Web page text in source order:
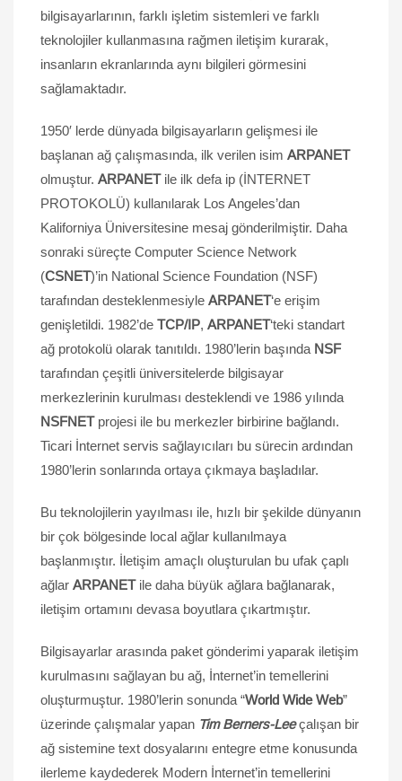
bilgisayarlarının, farklı işletim sistemleri ve farklı
teknolojiler kullanmasına rağmen iletişim kurarak,
insanların ekranlarında aynı bilgileri görmesini
sağlamaktadır.
1950′ lerde dünyada bilgisayarların gelişmesi ile
başlanan ağ çalışmasında, ilk verilen isim ARPANET
olmuştur. ARPANETile ilk defa ip (İNTERNET
PROTOKOLÜ) kullanılarak Los Angeles’dan
Kaliforniya Üniversitesine mesaj gönderilmiştir. Daha
sonraki süreçte Computer Science Network
(CSNET)’in National Science Foundation (NSF)
tarafından desteklenmesiyle ARPANET‘e erişim
genişletildi. 1982’de TCP/IP, ARPANET‘teki standart
ağ protokolü olarak tanıtıldı. 1980’lerin başında NSF
tarafından çeşitli üniversitelerde bilgisayar
merkezlerinin kurulması desteklendi ve 1986 yılında
NSFNETprojesi ile bu merkezler birbirine bağlandı.
Ticari İnternet servis sağlayıcıları bu sürecin ardından
1980’lerin sonlarında ortaya çıkmaya başladılar.
Bu teknolojilerin yayılması ile, hızlı bir şekilde dünyanın
bir çok bölgesinde local ağlar kullanılmaya
başlanmıştır. İletişim amaçlı oluşturulan bu ufak çaplı
ağlar ARPANETile daha büyük ağlara bağlanarak,
iletişim ortamını devasa boyutlara çıkartmıştır.
Bilgisayarlar arasında paket gönderimi yaparak iletişim
kurulmasını sağlayan bu ağ, İnternet’in temellerini
oluşturmuştur. 1980’lerin sonunda “World Wide Web”
üzerinde çalışmalar yapan Tim Berners-Leeçalışan bir
ağ sistemine text dosyalarını entegre etme konusunda
ilerleme kaydederek Modern İnternet’in temellerini